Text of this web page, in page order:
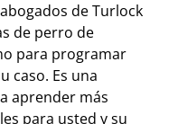
de Turlock
de perro de
para programar
caso. Es una
aprender más
para usted y su